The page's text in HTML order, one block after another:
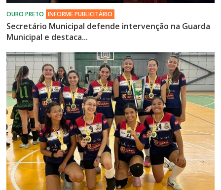
Secretário Municipal defende intervenção na Guarda
Municipal e destaca...